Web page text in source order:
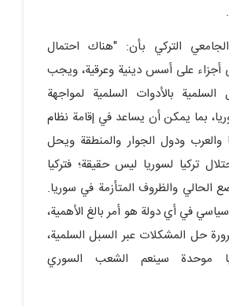
التركي بأن: "هناك احتمال
أجزاء على أسس دينية وعرقية، ويجب
بالأدوات السلمية لمواجهة
بما يمكن أن يساعد في إقامة نظام
ودول الجوار والمنطقة ويحل
تركيا لسوريا ليس حقيقة؛ فتركيا
الحالي والظروف المتأزمة في سوريا.
في أي دولة هو أمر بالغ الأهمية،
حل المشكلات عبر السبل السلمية،
موحدة سينعم الشعب السوري